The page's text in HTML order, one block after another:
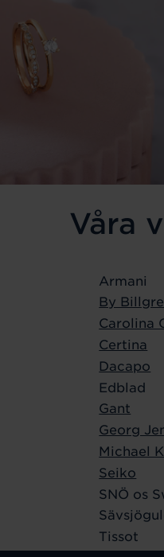
Våra
Armani
By
Carolina
Certina
Dacapo
Edblad
Gant
Georg
Michael
Seiko
SNÖ os
Tissot